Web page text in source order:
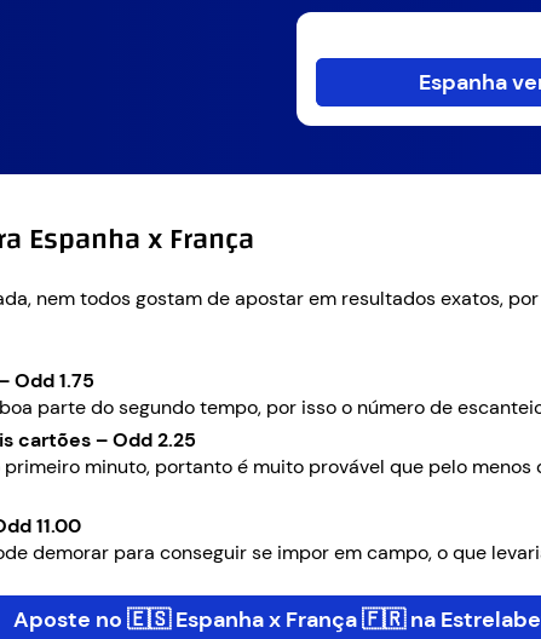
Espanha
Espanha x França
nem todos gostam de apostar em resultados exatos,
Odd 1.75
parte do segundo tempo, por isso o número de
cartões – Odd 2.25
minuto, portanto é muito provável que pelo
11.00
demorar para conseguir se impor em campo, o que
Aposte no 🇪🇸 Espanha x França 🇫🇷 na